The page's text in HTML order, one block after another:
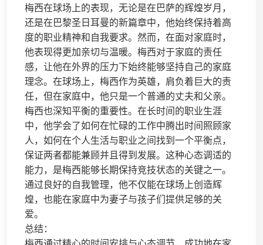
梅西在球场上的表现，无论是在巴萨的辉煌岁月，
还是在巴黎圣日耳曼的新篇章中，他始终保持着高
度的职业精神和自我要求。然而，在面对家庭时，
他表现得更加亲切与温暖。梅西对于家庭的责任
感，让他在外界的压力下始终能够坚持自己的家庭
理念。在球场上，梅西作为英雄，肩负着巨大的责
任，但在家庭中，他只是一个普通的丈夫和父亲。
梅西也深知平衡的重要性。在长时间的职业生涯
中，他学会了如何在忙碌的工作中腾出时间照顾家
人，如何在个人生活与职业之间找到一个平衡点，
保证两者都能兼顾并且得到发展。这种心态调适的
能力，是梅西能够长期保持竞技状态的关键之一。
通过良好的自我管理，他不仅能在球场上创造辉
煌，也能在家庭中为妻子与孩子们提供足够的关
爱。
总结：